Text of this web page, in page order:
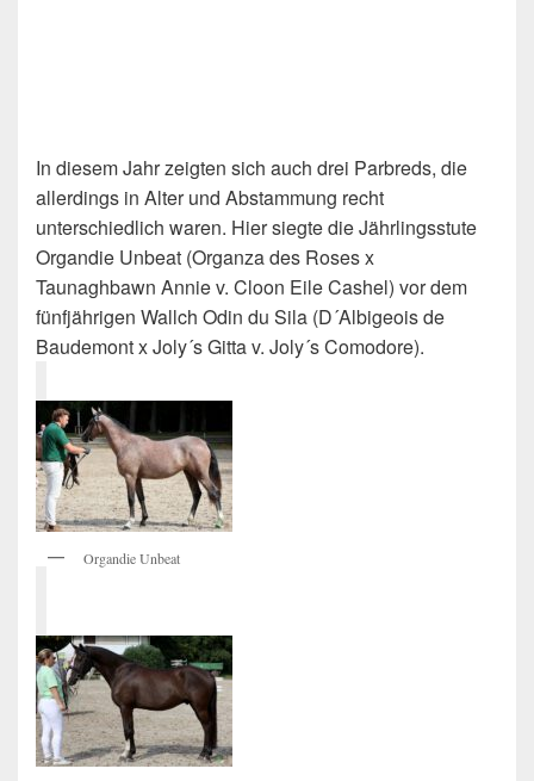
In diesem Jahr zeigten sich auch drei Parbreds, die
allerdings in Alter und Abstammung recht
unterschiedlich waren. Hier siegte die Jährlingsstute
Organdie Unbeat (Organza des Roses x
Taunaghbawn Annie v. Cloon Eile Cashel) vor dem
fünfjährigen Wallch Odin du Sila (D´Albigeois de
Baudemont x Joly´s Gitta v. Joly´s Comodore).
Organdie Unbeat